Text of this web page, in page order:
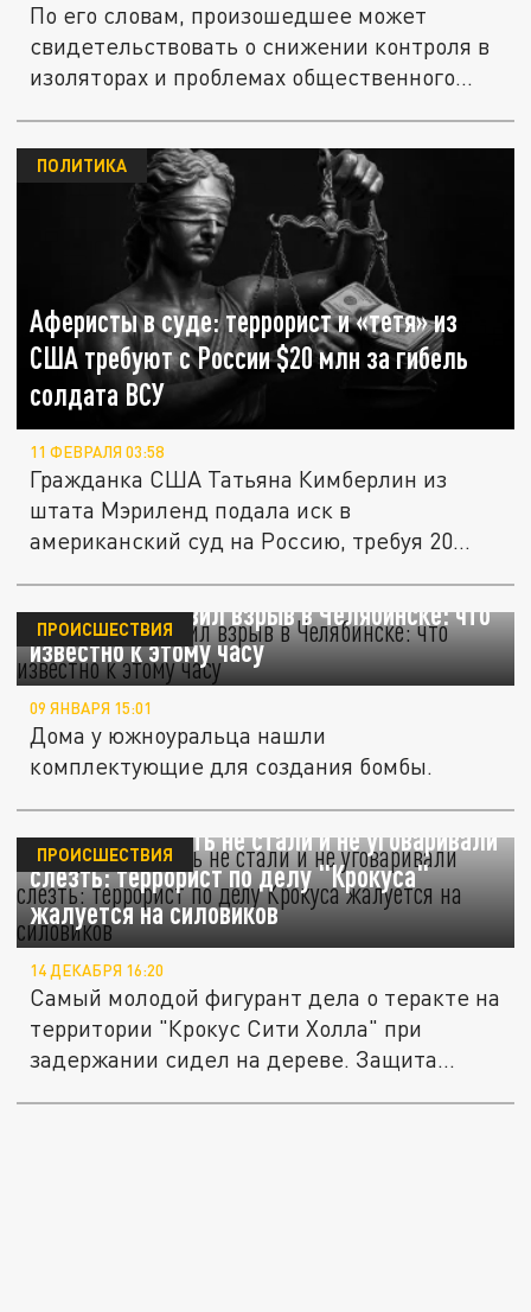
По его словам, произошедшее может
свидетельствовать о снижении контроля в
изоляторах и проблемах общественного...
Аферисты в суде: террорист и «тетя» из
США требуют с России $20 млн за гибель
солдата ВСУ
ПОЛИТИКА
11 ФЕВРАЛЯ 03:58
Гражданка США Татьяна Кимберлин из
штата Мэриленд подала иск в
американский суд на Россию, требуя 20
19-летний готовил взрыв в Челябинске: что
известно к этому часу
ПРОИСШЕСТВИЯ
09 ЯНВАРЯ 15:01
Дома у южноуральца нашли
комплектующие для создания бомбы.
С дерева снимать не стали и не уговаривали
слезть: террорист по делу "Крокуса"
жалуется на силовиков
ПРОИСШЕСТВИЯ
14 ДЕКАБРЯ 16:20
Самый молодой фигурант дела о теракте на
территории "Крокус Сити Холла" при
задержании сидел на дереве. Защита...